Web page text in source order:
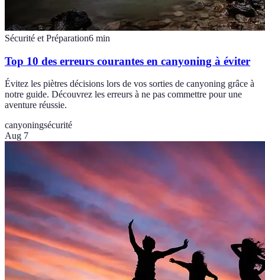
Sécurité et Préparation6 min
Top 10 des erreurs courantes en canyoning à éviter
Évitez les piètres décisions lors de vos sorties de canyoning grâce à
notre guide. Découvrez les erreurs à ne pas commettre pour une
aventure réussie.
canyoningsécurité
Aug 7